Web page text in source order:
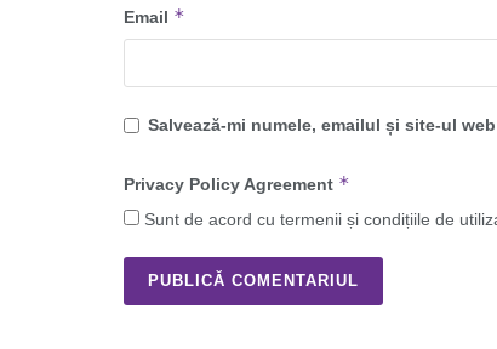
Email *
Salvează-mi numele, emailul și site-ul
Privacy Policy Agreement *
Sunt de acord cu termenii și condițiile de